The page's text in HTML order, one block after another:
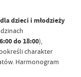
dzieci i młodzieży
do 18:00),
charakter
Harmonogram